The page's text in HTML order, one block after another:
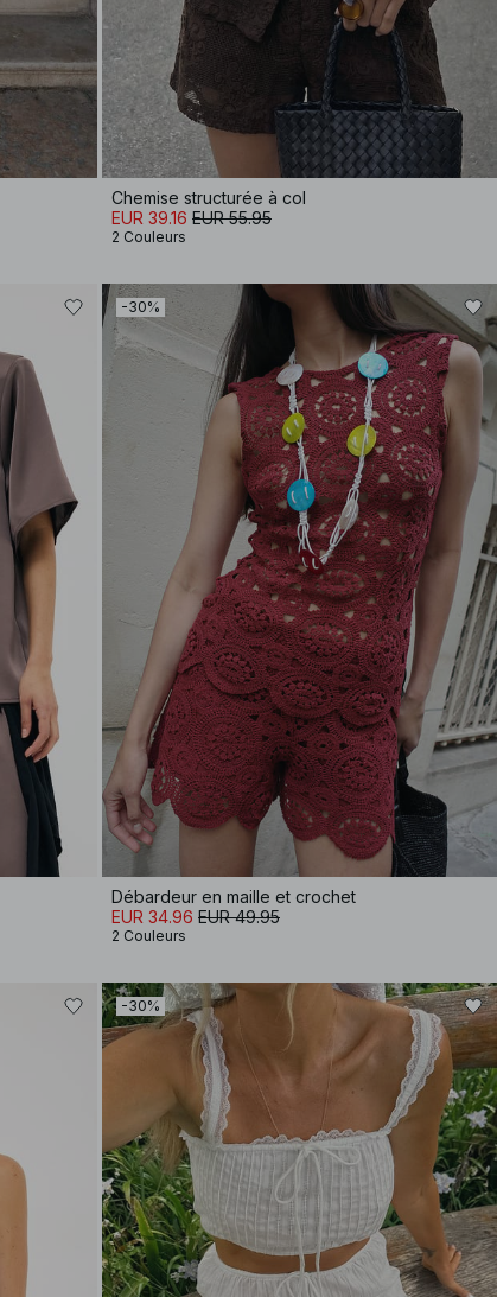
Chemise structurée à col
EUR 39.16 EUR 55.95
2 Couleurs
-30%
Débardeur en maille et crochet
EUR 34.96 EUR 49.95
2 Couleurs
-30%